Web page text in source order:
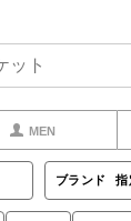
MEN
ブランド 指